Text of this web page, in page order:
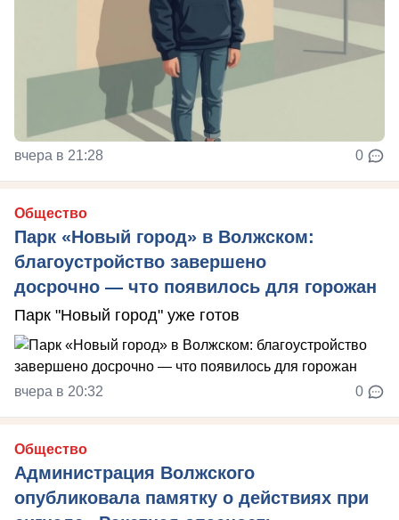
вчера в 21:28 0
Общество
Парк «Новый город» в Волжском:
благоустройство завершено
досрочно — что появилось для горожан
Парк "Новый город" уже готов
вчера в 20:32 0
Общество
Администрация Волжского
опубликовала памятку о действиях при